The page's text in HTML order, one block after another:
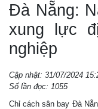
Đà Nẵng:
xung lực
nghiệp
Cập nhật: 31/07/2024
Số lần đọc: 1055
Chỉ cách sân bay Đà